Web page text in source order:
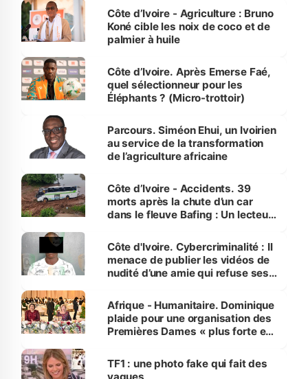
Côte d’Ivoire - Agriculture : Bruno
Koné cible les noix de coco et de
palmier à huile
Côte d’Ivoire. Après Emerse Faé,
quel sélectionneur pour les
Éléphants ? (Micro-trottoir)
Parcours. Siméon Ehui, un Ivoirien
au service de la transformation
de l’agriculture africaine
Côte d’Ivoire - Accidents. 39
morts après la chute d’un car
dans le fleuve Bafing : Un lecteur
des Transports
Côte d'Ivoire. Cybercriminalité : Il
menace de publier les vidéos de
nudité d’une amie qui refuse ses
Afrique - Humanitaire. Dominique
plaide pour une organisation des
Premières Dames « plus forte et
sur la scène internationale »
TF1 : une photo fake qui fait des